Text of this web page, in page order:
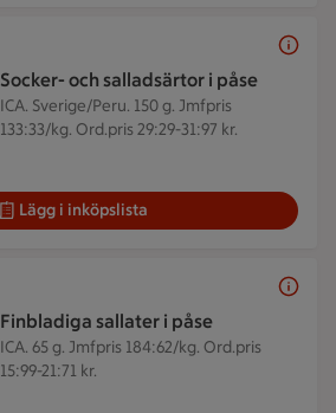
Socker- och salladsärtor i påse
ICA. Sverige/Peru. 150 g. Jmfpris
133:33/kg. Ord.pris 29:29-31:97 kr.
Lägg i inköpslista
Finbladiga sallater i påse
ICA. 65 g. Jmfpris 184:62/kg. Ord.pris
15:99-21:71 kr.